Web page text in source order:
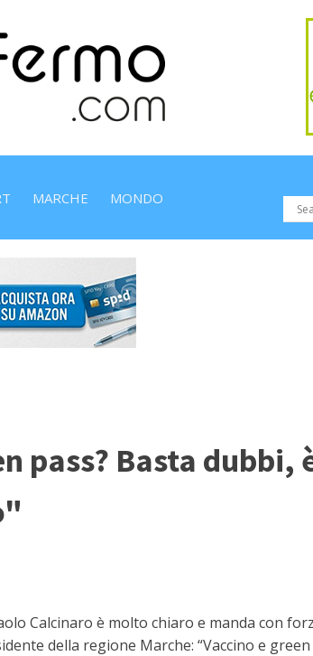
MARCHE MONDO
pass? Basta dubbi,
Calcinaro è molto chiaro e manda con
della regione Marche: “Vaccino e green